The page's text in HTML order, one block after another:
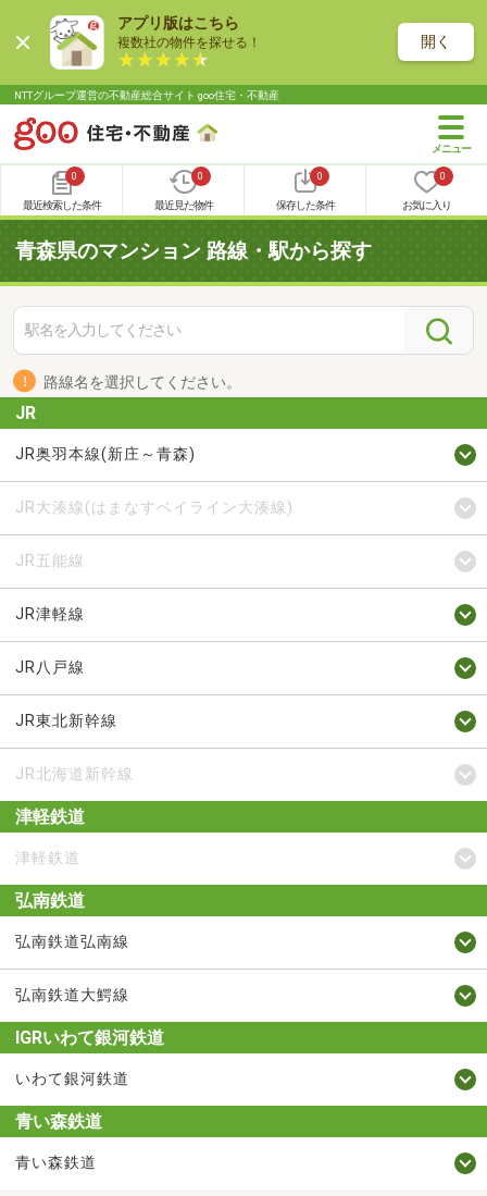
アプリ版はこちら
複数社の物件を探せる！ 開く
NTTグループ運営の不動産総合サイト goo住宅・不動産
0
最近検索した条件
0
最近見た物件
0
保存した条件
0
お気に入り
青森県のマンション 路線・駅から探す
路線名を選択してください。
JR
JR奥羽本線(新庄～青森)
JR大湊線(はまなすベイライン大湊線)
JR五能線
JR津軽線
JR八戸線
JR東北新幹線
JR北海道新幹線
津軽鉄道
津軽鉄道
弘南鉄道
弘南鉄道弘南線
弘南鉄道大鰐線
IGRいわて銀河鉄道
いわて銀河鉄道
青い森鉄道
青い森鉄道